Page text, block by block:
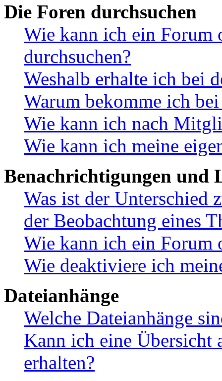
Die Foren durchsuchen
Wie kann ich ein Forum
durchsuchen?
Weshalb erhalte ich bei
Warum bekomme ich
Wie kann ich nach
Wie kann ich meine
Benachrichtigungen und
Was ist der Unterschied
der Beobachtung eines
Wie kann ich ein Forum
Wie deaktiviere ich
Dateianhänge
Welche Dateianhänge
Kann ich eine Übersicht
erhalten?